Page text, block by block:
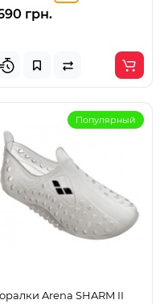
грн.
Популярный
Arena SHARM II